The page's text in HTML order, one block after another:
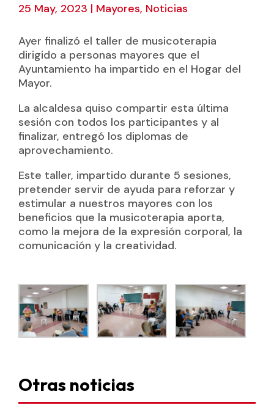
25 May, 2023 | Mayores, Noticias
Ayer finalizó el taller de musicoterapia
dirigido a personas mayores que el
Ayuntamiento ha impartido en el Hogar del
Mayor.
La alcaldesa quiso compartir esta última
sesión con todos los participantes y al
finalizar, entregó los diplomas de
aprovechamiento.
Este taller, impartido durante 5 sesiones,
pretender servir de ayuda para reforzar y
estimular a nuestros mayores con los
beneficios que la musicoterapia aporta,
como la mejora de la expresión corporal, la
comunicación y la creatividad.
Otras noticias